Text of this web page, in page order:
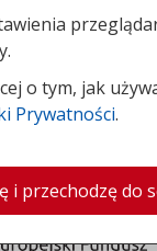
o tym, jak
Prywatności.
i przechodzę do